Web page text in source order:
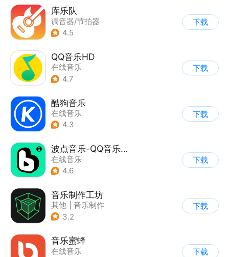
库乐队
调音器/节拍器
4.5
下载
QQ音乐HD
在线音乐
4.7
下载
酷狗音乐
在线音乐
4.3
下载
波点音乐-QQ音乐简洁版
在线音乐
4.6
下载
音乐制作工坊
其他
音乐制作
3.2
下载
音乐蜜蜂
在线音乐
下载